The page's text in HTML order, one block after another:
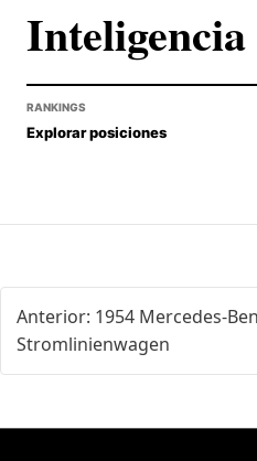
RANKINGS
Explorar posiciones
Anterior: 1954 Mercedes-
Stromlinienwagen